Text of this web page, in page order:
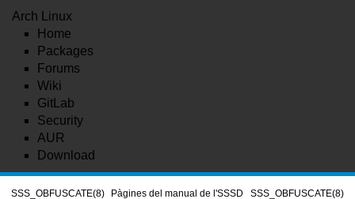
Arch Linux
Home
Packages
Forums
Wiki
GitLab
Security
AUR
Download
SSS_OBFUSCATE(8) Pàgines del manual de l'SSSD SSS_OBFUSCATE(8)